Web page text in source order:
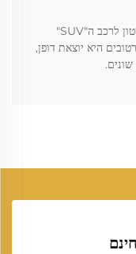
לאחרונה קניתי צמיגים רדיאליים של סיילסטון לרכב ה"SUV"
היא יוצאת דופן,